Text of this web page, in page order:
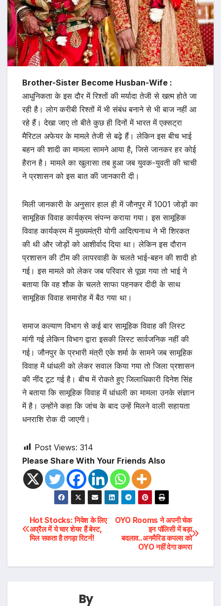
Brother-Sister Become Husban-Wife :
आधुनिकता के इस दौर में रिश्तों की मर्यादा तेजी से खत्म होते जा
रही है। लोग करीबी रिश्तों में भी संबंध बनाने से भी बाज नहीं आ
रहे हैं। देखा जाए तो बीते कुछ ही दिनों में भारत में एक्सट्रा
मैरिटल अफेयर के मामले तेजी से बढ़े हैं। लेकिन इस बीच भाई
बहन की शादी का मामला सामने आया है, जिसे जानकर हर कोई
हैरान है। मामले का खुलासा तब हुआ जब युवक-युवती की चाची
ने प्रशासन को इस बात की जानकारी दी।
मिली जानकारी के अनुसार हाल ही में जौनपुर में 1001 जोड़ों का
सामूहिक विवाह कार्यक्रम संपन्न कराया गया। इस सामूहिक
विवाह कार्यक्रम में मुख्यमंत्री योगी आदित्यनाथ ने भी शिरकत
की थी और जोड़ों को आशीर्वाद दिया था। लेकिन इस दौरान
प्रशासन की टीम की लापरवाही के चलते भाई-बहन की शादी हो
गई। इस मामले को लेकर जब परिवार से पूछा गया तो भाई ने
बताया कि वह शौक के चलते साफा पहनकर दीदी के साथ
सामूहिक विवाह समारोह में बैठ गया था।
समाज कल्याण विभाग से कई बार सामूहिक विवाह की लिस्ट
मांगी गई लेकिन विभाग द्वारा इसकी लिस्ट सार्वजनिक नहीं की
गई। जौनपुर के प्रभारी मंत्री एके शर्मा के सामने जब सामूहिक
विवाह में धांधली को लेकर सवाल किया गया तो जिला प्रशासन
की नींद टूट गई है। बीच में रोकते हुए जिलाधिकारी दिनेश सिंह
ने बताया कि सामूहिक विवाह में धांधली का मामला उनके संज्ञान
में है। उन्होंने कहा कि जांच के बाद उन्हें मिलने वाली सहायता
धनराशि रोक दी जाएगी।
Post Views: 314
Please Share With Your Friends Also
Post
navigation
OYO Rooms ने अपनी चेक
इन पॉलिसी में बड़ा
बदलाव..अनमैरिड कपल्स को
OYO नहीं देगा कमरा
Hot Stocks: निवेश के लिए
अप्रैल में ये चार शेयर हैं बेस्ट,
मिल सकता है तगड़ा रिटर्न!
By